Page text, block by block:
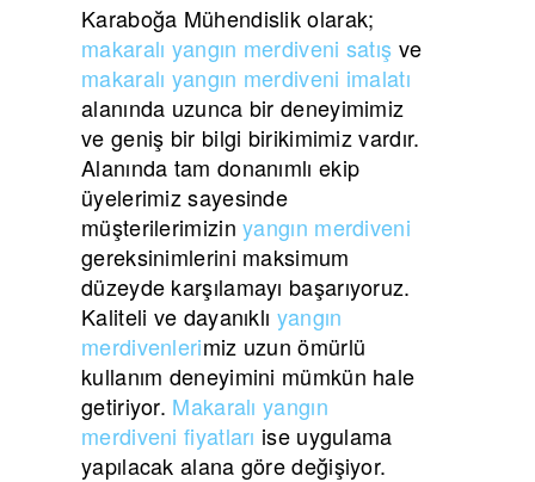
Karaboğa Mühendislik olarak;
makaralı yangın merdiveni satış ve
makaralı yangın merdiveni imalatı
alanında uzunca bir deneyimimiz
ve geniş bir bilgi birikimimiz vardır.
Alanında tam donanımlı ekip
üyelerimiz sayesinde
müşterilerimizinyangın merdiveni
gereksinimlerini maksimum
düzeyde karşılamayı başarıyoruz.
Kaliteli ve dayanıklı yangın
merdivenlerimiz uzun ömürlü
kullanım deneyimini mümkün hale
getiriyor. Makaralı yangın
merdiveni fiyatları ise uygulama
yapılacak alana göre değişiyor.